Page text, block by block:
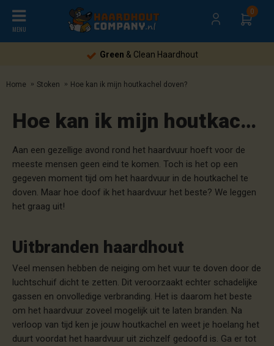
MENU
0
Green & Clean Haardhout
Home Stoken Hoe kan ik mijn houtkachel doven?
Hoe kan ik mijn houtkachel doven?
Aan een gezellige avond rond het haardvuur hoeft voor de
meeste mensen geen eind te komen. Toch is het op een
gegeven moment tijd om het haardvuur in de houtkachel te
doven. Maar hoe doof ik het haardvuur het beste? We leggen
het graag uit!
Uitbranden haardhout
Veel mensen hebben de neiging om het vuur te doven door de
luchtschuif dicht te zetten. Dit veroorzaakt echter schadelijke
gassen en onvolledige verbranding. Het is daarom het beste
om het haardvuur zoveel mogelijk uit te laten branden. Na
verloop van tijd ken je jouw houtkachel en weet je hoelang het
duurt voordat het haardvuur uit zichzelf gedoofd is. Ga er tot